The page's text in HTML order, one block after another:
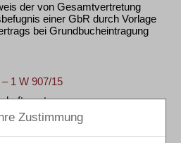
der von Gesamtvertretung
einer GbR durch Vorlage
bei Grundbucheintragung
1 W 907/15
zur
dem Tod eines GbR-
durch andere Gesellschafter